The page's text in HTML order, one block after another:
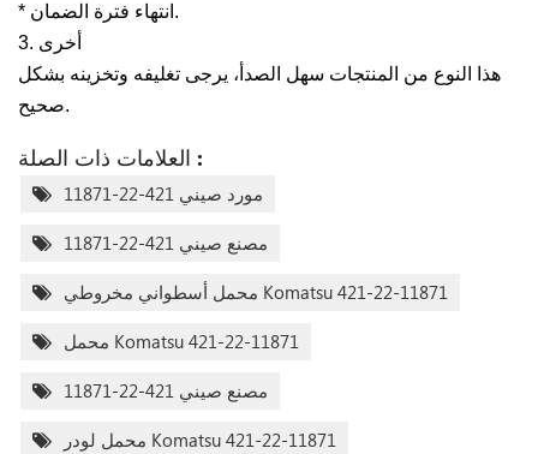
* انتهاء فترة الضمان.
3. أخرى
هذا النوع من المنتجات سهل الصدأ، يرجى تغليفه وتخزينه بشكل
صحيح.
العلامات ذات الصلة :
مورد صيني 421-22-11871
مصنع صيني 421-22-11871
محمل أسطواني مخروطي Komatsu 421-22-11871
محمل Komatsu 421-22-11871
مصنع صيني 421-22-11871
محمل لودر Komatsu 421-22-11871